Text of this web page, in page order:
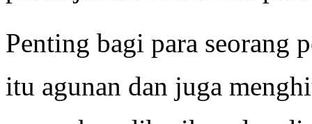
Penting bagi para seorang
itu agunan dan juga